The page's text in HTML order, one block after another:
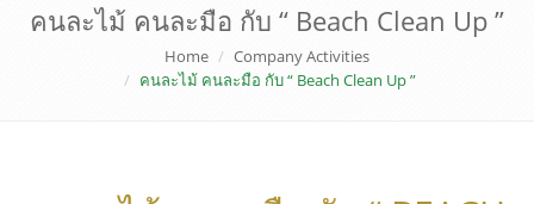
คนละไม้ คนละมือ กับ “ Beach Clean Up ”
Home
Company Activities
คนละไม้ คนละมือ กับ “ Beach Clean Up ”